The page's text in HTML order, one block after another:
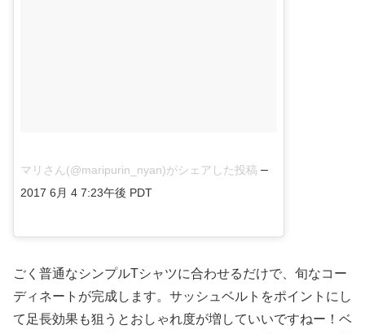
マリさん(@maripurin_nyan)がシェアした投稿 –
2017 6月 4 7:23午後 PDT
ごく普通なシンプルTシャツに合わせるだけで、旬なコー
ディネートが完成します。サッシュベルトをポイントにし
て足長効果も狙うとおしゃれ度が増していいですねー！ベ